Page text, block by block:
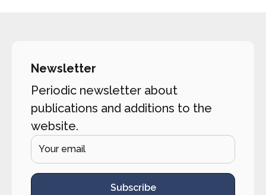
Newsletter
Periodic newsletter about
publications and additions to the
website.
Subscribe